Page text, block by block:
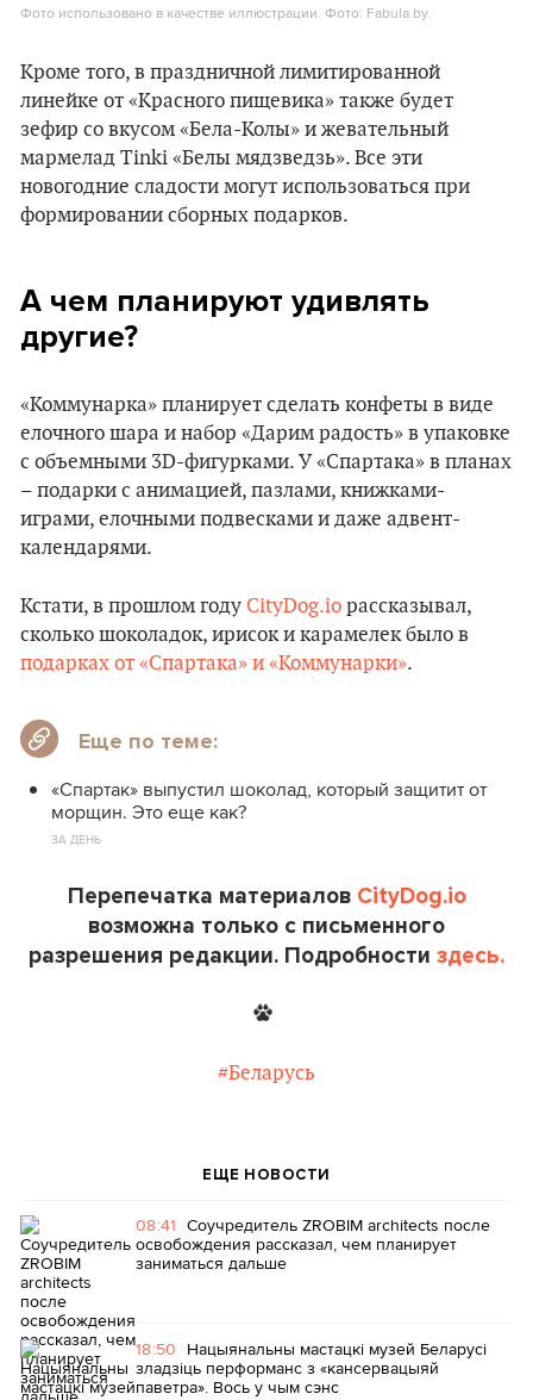
Фото использовано в качестве иллюстрации. Фото: Fabula.by.
Кроме того, в праздничной лимитированной
линейке от «Красного пищевика» также будет
зефир со вкусом «Бела-Колы» и жевательный
мармелад Tinki «Белы мядзведзь». Все эти
новогодние сладости могут использоваться при
формировании сборных подарков.
А чем планируют удивлять
другие?
«Коммунарка» планирует сделать конфеты в виде
елочного шара и набор «Дарим радость» в упаковке
с объемными 3D-фигурками. У «Спартака» в планах
– подарки с анимацией, пазлами, книжками-
играми, елочными подвесками и даже адвент-
календарями.
Кстати, в прошлом году CityDog.io рассказывал,
сколько шоколадок, ирисок и карамелек было в
подарках от «Спартака» и «Коммунарки».
Еще по теме:
«Спартак» выпустил шоколад, который защитит от
морщин. Это еще как?
ЗА ДЕНЬ
Перепечатка материалов CityDog.io
возможна только с письменного
разрешения редакции. Подробности здесь.
#Беларусь
ЕЩЕ НОВОСТИ
08:41 Соучредитель ZROBIM architects после
освобождения рассказал, чем планирует
заниматься дальше
18:50 Нацыянальны мастацкі музей Беларусі
зладзіць перформанс з «кансервацыяй
паветра». Вось у чым сэнс